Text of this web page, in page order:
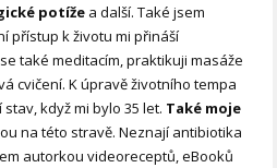
potíže a další. Také jsem
přístup k životu mi přináší
také meditacím, praktikuji masáže
cvičení. K úpravě životního tempa
když mi bylo 35 let. Také moje
na této stravě. Neznají antibiotika
autorkou videoreceptů, eBooků